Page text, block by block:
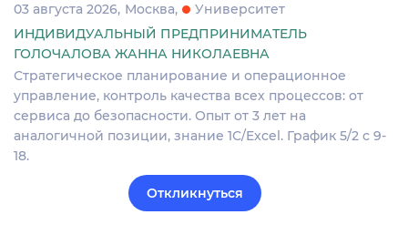
03 августа 2026 Москва
Университет
ИНДИВИДУАЛЬНЫЙ ПРЕДПРИНИМАТЕЛЬ
ГОЛОЧАЛОВА ЖАННА НИКОЛАЕВНА
Стратегическое планирование и операционное
управление, контроль качества всех процессов: от
сервиса до безопасности. Опыт от 3 лет на
аналогичной позиции, знание 1С/Excel. График 5/2 с 9-
18.
Откликнуться